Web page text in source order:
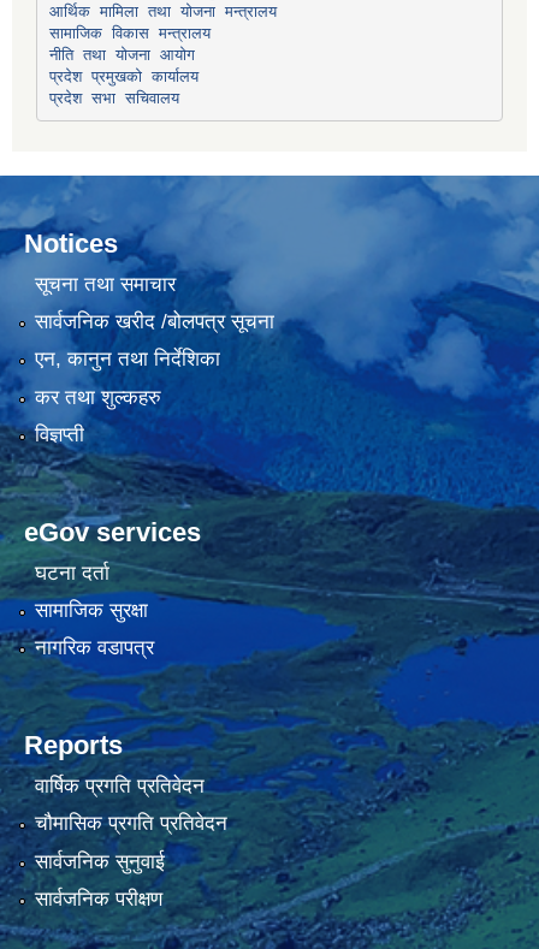
आर्थिक मामिला तथा योजना मन्त्रालय
सामाजिक विकास मन्त्रालय
नीति तथा योजना आयोग
प्रदेश प्रमुखको कार्यालय
प्रदेश सभा सचिवालय
Notices
सूचना तथा समाचार
सार्वजनिक खरीद /बोलपत्र सूचना
एन, कानुन तथा निर्देशिका
कर तथा शुल्कहरु
विज्ञप्ती
eGov services
घटना दर्ता
सामाजिक सुरक्षा
नागरिक वडापत्र
Reports
वार्षिक प्रगति प्रतिवेदन
चौमासिक प्रगति प्रतिवेदन
सार्वजनिक सुनुवाई
सार्वजनिक परीक्षण